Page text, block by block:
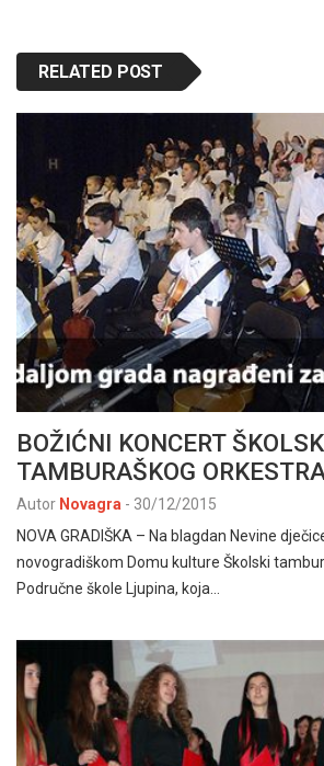
RELATED POST
BOŽIĆNI KONCERT
TAMBURAŠKOG
Autor Novagra - 30/12/2015
NOVA GRADIŠKA – Na blagdan Nevine
novogradiškom Domu kulture Školski
Područne škole Ljupina, koja…